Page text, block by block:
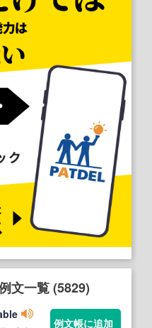
文一覧 (5829)
例文帳に追加